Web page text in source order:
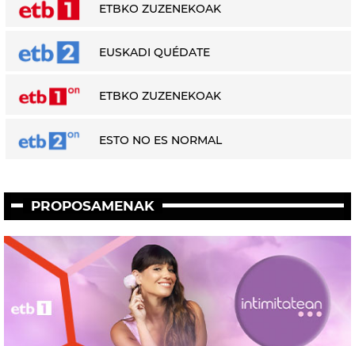
ETBKO ZUZENEKOAK
EUSKADI QUÉDATE
ETBKO ZUZENEKOAK
ESTO NO ES NORMAL
PROPOSAMENAK